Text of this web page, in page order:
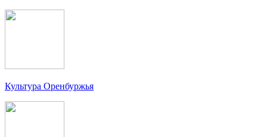
Культура Оренбуржья